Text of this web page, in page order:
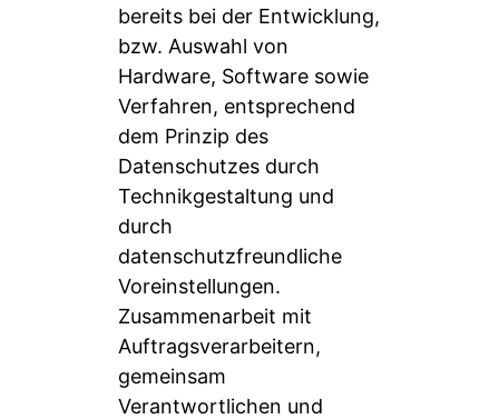
bereits bei der Entwicklung,
bzw. Auswahl von
Hardware, Software sowie
Verfahren, entsprechend
dem Prinzip des
Datenschutzes durch
Technikgestaltung und
durch
datenschutzfreundliche
Voreinstellungen.
Zusammenarbeit mit
Auftragsverarbeitern,
gemeinsam
Verantwortlichen und